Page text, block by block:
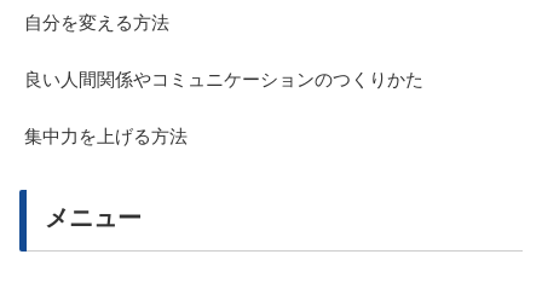
自分を変える方法
良い人間関係やコミュニケーションのつくりかた
集中力を上げる方法
メニュー